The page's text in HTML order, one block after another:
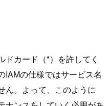
ドカード（*）を許してく
IAMの仕様ではサービス名
ん。よって、このように